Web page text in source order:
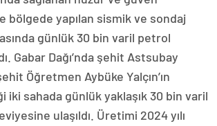
bölgede yapılan sismik ve sondaj
günlük 30 bin varil petrol
Gabar Dağı’nda şehit Astsubay
Öğretmen Aybüke Yalçın’ın
iki sahada günlük yaklaşık 30 bin varil
ulaşıldı. Üretimi 2024 yılı